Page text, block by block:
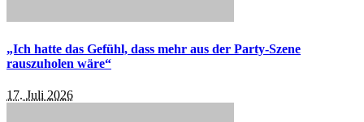
„Ich hatte das Gefühl, dass mehr aus der Party-Szene
rauszuholen wäre“
17. Juli 2026